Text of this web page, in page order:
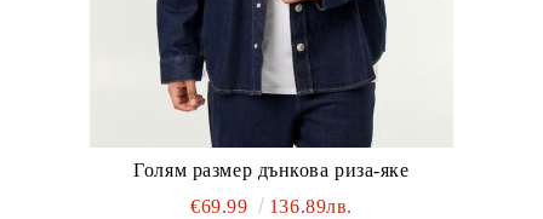
Голям размер дънкова риза-яке
€69.99
136.89лв.